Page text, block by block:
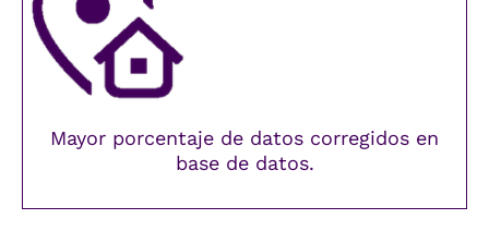
Mayor porcentaje de datos corregidos en
base de datos.